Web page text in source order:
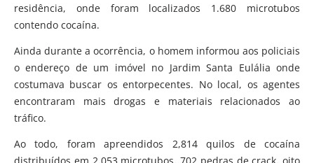
residência, onde foram localizados 1.680 microtubos
contendo cocaína.
Ainda durante a ocorrência, o homem informou aos policiais
o endereço de um imóvel no Jardim Santa Eulália onde
costumava buscar os entorpecentes. No local, os agentes
encontraram mais drogas e materiais relacionados ao
tráfico.
Ao todo, foram apreendidos 2,814 quilos de cocaína